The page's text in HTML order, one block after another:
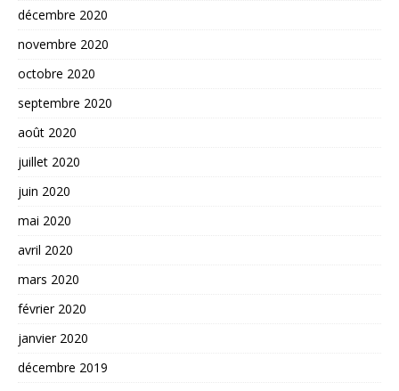
décembre 2020
novembre 2020
octobre 2020
septembre 2020
août 2020
juillet 2020
juin 2020
mai 2020
avril 2020
mars 2020
février 2020
janvier 2020
décembre 2019